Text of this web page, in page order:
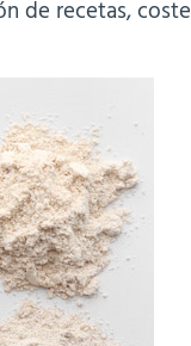
de recetas,